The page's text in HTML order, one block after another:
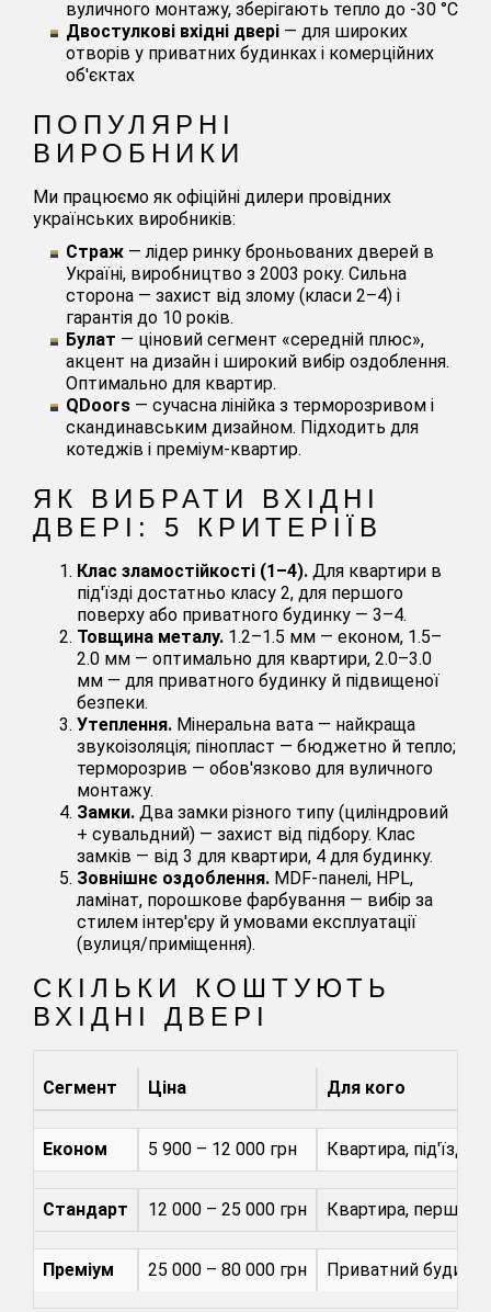
вуличного монтажу, зберігають тепло до -30 °C
Двостулкові вхідні двері — для широких
отворів у приватних будинках і комерційних
об'єктах
ПОПУЛЯРНІ
ВИРОБНИКИ
Ми працюємо як офіційні дилери провідних
українських виробників:
Страж — лідер ринку броньованих дверей в
Україні, виробництво з 2003 року. Сильна
сторона — захист від злому (класи 2–4) і
гарантія до 10 років.
Булат — ціновий сегмент «середній плюс»,
акцент на дизайн і широкий вибір оздоблення.
Оптимально для квартир.
QDoors — сучасна лінійка з терморозривом і
скандинавським дизайном. Підходить для
котеджів і преміум-квартир.
ЯК ВИБРАТИ ВХІДНІ
ДВЕРІ: 5 КРИТЕРІЇВ
Клас зламостійкості (1–4). Для квартири в
під'їзді достатньо класу 2, для першого
поверху або приватного будинку — 3–4.
Товщина металу. 1.2–1.5 мм — економ, 1.5–
2.0 мм — оптимально для квартири, 2.0–3.0
мм — для приватного будинку й підвищеної
безпеки.
Утеплення. Мінеральна вата — найкраща
звукоізоляція; пінопласт — бюджетно й тепло;
терморозрив — обов'язково для вуличного
монтажу.
Замки. Два замки різного типу (циліндровий
+ сувальдний) — захист від підбору. Клас
замків — від 3 для квартири, 4 для будинку.
Зовнішнє оздоблення. MDF-панелі, HPL,
ламінат, порошкове фарбування — вибір за
стилем інтер'єру й умовами експлуатації
(вулиця/приміщення).
СКІЛЬКИ КОШТУЮТЬ
ВХІДНІ ДВЕРІ
Сегмент Ціна Для кого
Економ 5 900 – 12 000 грн Квартира, під'їзд,
Стандарт 12 000 – 25 000 грн Квартира, перший
Преміум 25 000 – 80 000 грн Приватний